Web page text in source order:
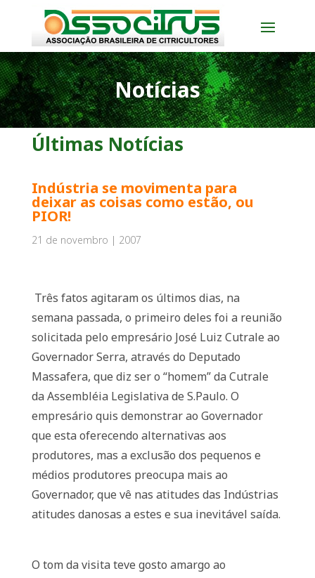
Notícias
Últimas Notícias
Indústria se movimenta para
deixar as coisas como estão, ou
PIOR!
21 de novembro | 2007
Três fatos agitaram os últimos dias, na
semana passada, o primeiro deles foi a reunião
solicitada pelo empresário José Luiz Cutrale ao
Governador Serra, através do Deputado
Massafera, que diz ser o “homem” da Cutrale
da Assembléia Legislativa de S.Paulo. O
empresário quis demonstrar ao Governador
que esta oferecendo alternativas aos
produtores, mas a exclusão dos pequenos e
médios produtores preocupa mais ao
Governador, que vê nas atitudes das Indústrias
atitudes danosas a estes e sua inevitável saída.
O tom da visita teve gosto amargo ao